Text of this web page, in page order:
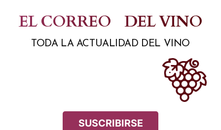
contenido
EL CORREO DEL VINO
TODA LA ACTUALIDAD DEL VINO
SUSCRIBIRSE